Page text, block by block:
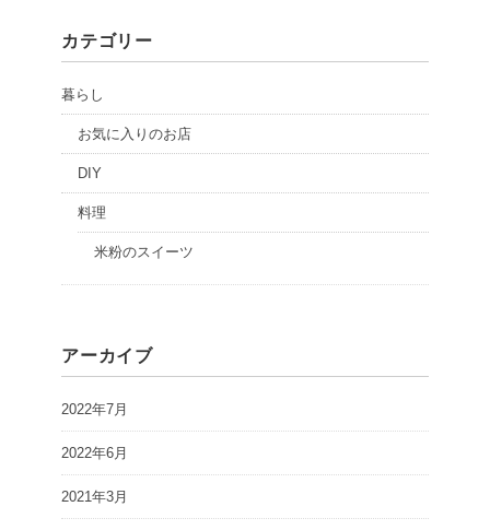
カテゴリー
暮らし
お気に入りのお店
DIY
料理
米粉のスイーツ
アーカイブ
2022年7月
2022年6月
2021年3月